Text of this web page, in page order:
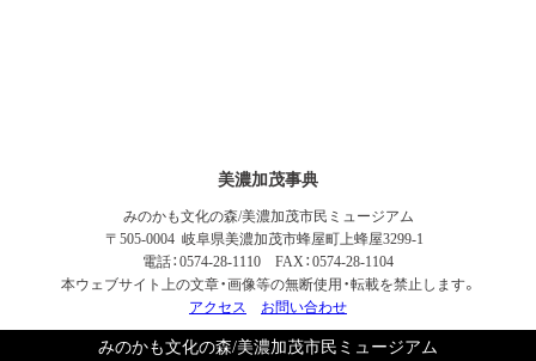
美濃加茂事典
みのかも文化の森/美濃加茂市民ミュージアム
〒505-0004 岐阜県美濃加茂市蜂屋町上蜂屋3299-1
電話：0574-28-1110 FAX：0574-28-1104
本ウェブサイト上の文章・画像等の無断使用・転載を禁止します。
アクセス
お問い合わせ
みのかも文化の森/美濃加茂市民ミュージアム